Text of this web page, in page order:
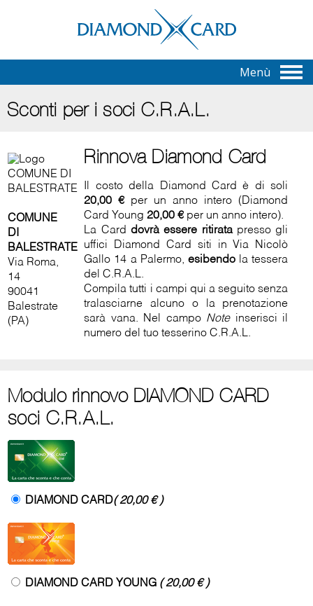
Menù
Sconti per i soci C.R.A.L.
COMUNE
DI
BALESTRATE
Via Roma,
14
90041
Balestrate
(PA)
Rinnova Diamond Card
Il costo della Diamond Card è di soli
20,00 €per un anno intero (Diamond
Card Young20,00 €per un anno intero).
La Card dovrà essere ritiratapresso gli
uffici Diamond Card siti in Via Nicolò
Gallo 14 a Palermo, esibendola tessera
del C.R.A.L.
Compila tutti i campi qui a seguito senza
tralasciarne alcuno o la prenotazione
sarà vana. Nel campo Noteinserisci il
numero del tuo tesserino C.R.A.L.
Modulo rinnovo DIAMOND CARD
soci C.R.A.L.
DIAMOND CARD( 20,00 € )
DIAMOND CARD YOUNG ( 20,00 € )